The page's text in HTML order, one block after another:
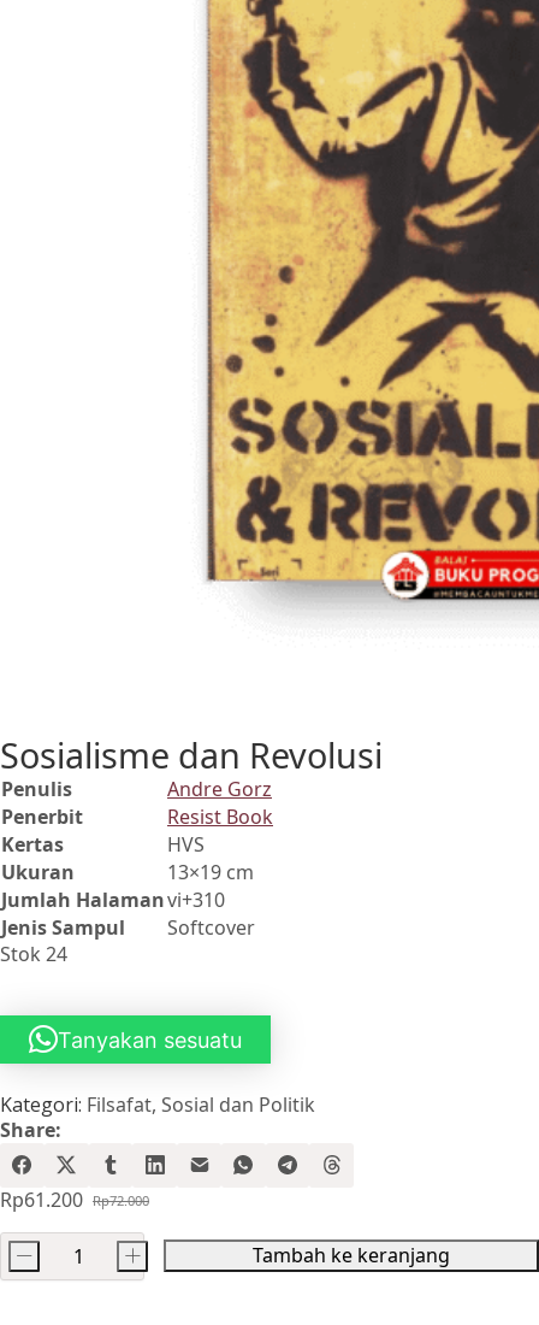
Sosialisme dan Revolusi
Penulis
Andre Gorz
Penerbit
Resist Book
Kertas
HVS
Ukuran
13×19 cm
Jumlah Halamanvi+310
Jenis Sampul
Softcover
Rp72.000
Harga
aslinya
adalah:
Rp72.000.
Rp61.200
Harga
saat
ini
adalah:
Stok 24
Tanyakan sesuatu
Kuantitas
- + Tambah ke keranjang
Kategori: Filsafat, Sosial dan Politik
Share: